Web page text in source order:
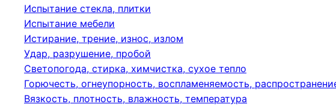
Испытание стекла, плитки
Испытание мебели
Истирание, трение, износ, излом
Удар, разрушение, пробой
Светопогода, стирка, химчистка, сухое тепло
Горючесть, огнеупорность, воспламеняемость,
Вязкость, плотность, влажность, температура